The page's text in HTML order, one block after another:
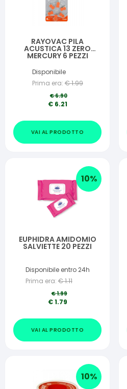
RAYOVAC PILA
ACUSTICA 13 ZERO
MERCURY 6 PEZZI
Disponibile
Prima era: €1.99
€6.90
€ 6.21
VAI AL PRODOTTO
10%
EUPHIDRA AMIDOMIO
SALVIETTE 20 PEZZI
Disponibile entro 24h
Prima era: €1.11
€1.99
€1.79
VAI AL PRODOTTO
10%